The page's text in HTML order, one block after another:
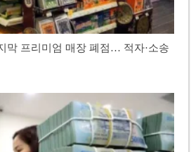
막 프리미엄 매장 폐점… 적자·소송